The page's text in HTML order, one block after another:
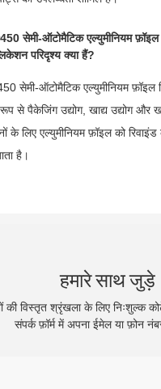
सेमी-ऑटोमैटिक एल्युमीनियम फ़ॉइल
परिदृश्य क्या हैं?
सेमी-ऑटोमैटिक एल्युमीनियम फ़ॉइल
से पैकेजिंग उद्योग, खाद्य उद्योग और
के लिए एल्युमीनियम फ़ॉइल को
है।
हमारे साथ जुड़े
की विस्तृत श्रृंखला के लिए निःशुल्क
संपर्क फ़ॉर्म में अपना ईमेल या फ़ोन